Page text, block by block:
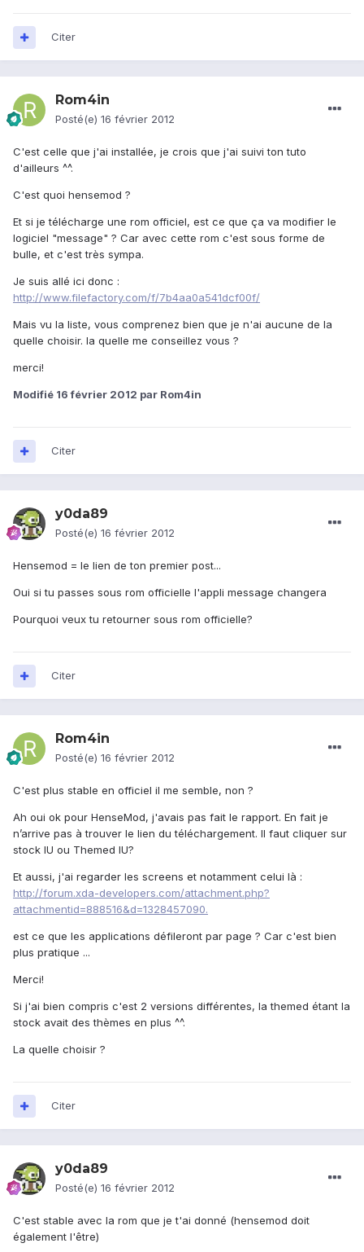
Citer
Rom4in
Posté(e) 16 février 2012
C'est celle que j'ai installée, je crois que j'ai suivi ton tuto
d'ailleurs ^^.
C'est quoi hensemod ?
Et si je télécharge une rom officiel, est ce que ça va modifier le
logiciel "message" ? Car avec cette rom c'est sous forme de
bulle, et c'est très sympa.
Je suis allé ici donc :
http://www.filefactory.com/f/7b4aa0a541dcf00f/
Mais vu la liste, vous comprenez bien que je n'ai aucune de la
quelle choisir. la quelle me conseillez vous ?
merci!
Modifié 16 février 2012 par Rom4in
Citer
y0da89
Posté(e) 16 février 2012
Hensemod = le lien de ton premier post...
Oui si tu passes sous rom officielle l'appli message changera
Pourquoi veux tu retourner sous rom officielle?
Citer
Rom4in
Posté(e) 16 février 2012
C'est plus stable en officiel il me semble, non ?
Ah oui ok pour HenseMod, j'avais pas fait le rapport. En fait je
n’arrive pas à trouver le lien du téléchargement. Il faut cliquer sur
stock IU ou Themed IU?
Et aussi, j'ai regarder les screens et notamment celui là :
http://forum.xda-developers.com/attachment.php?
attachmentid=888516&d=1328457090.
est ce que les applications défileront par page ? Car c'est bien
plus pratique ...
Merci!
Si j'ai bien compris c'est 2 versions différentes, la themed étant la
stock avait des thèmes en plus ^^.
La quelle choisir ?
Citer
y0da89
Posté(e) 16 février 2012
C'est stable avec la rom que je t'ai donné (hensemod doit
également l'être)